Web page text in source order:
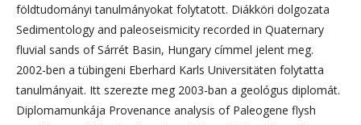
földtudományi tanulmányokat folytatott. Diákköri dolgozata
Sedimentology and paleoseismicity recorded in Quaternary
fluvial sands of Sárrét Basin, Hungary címmel jelent meg.
2002-ben a tübingeni Eberhard Karls Universitäten folytatta
tanulmányait. Itt szerezte meg 2003-ban a geológus diplomát.
Diplomamunkája Provenance analysis of Paleogene flysh